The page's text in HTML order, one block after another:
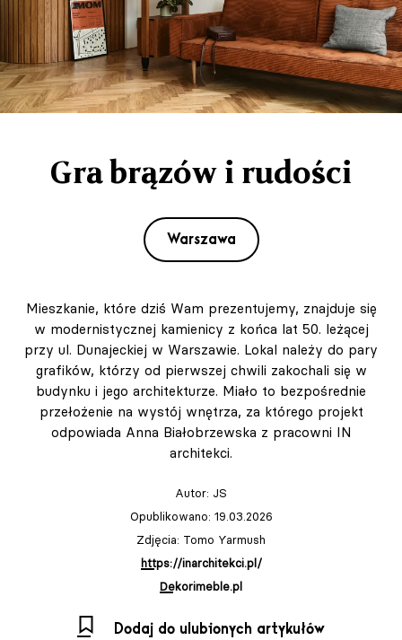
Gra brązów i rudości
Warszawa
Mieszkanie, które dziś Wam prezentujemy, znajduje się
w modernistycznej kamienicy z końca lat 50. leżącej
przy ul. Dunajeckiej w Warszawie. Lokal należy do pary
grafików, którzy od pierwszej chwili zakochali się w
budynku i jego architekturze. Miało to bezpośrednie
przełożenie na wystój wnętrza, za którego projekt
odpowiada Anna Białobrzewska z pracowni IN
architekci.
Autor: JS
Opublikowano: 19.03.2026
Zdjęcia: Tomo Yarmush
https://inarchitekci.pl/
Dekorimeble.pl
Dodaj do ulubionych artykułów